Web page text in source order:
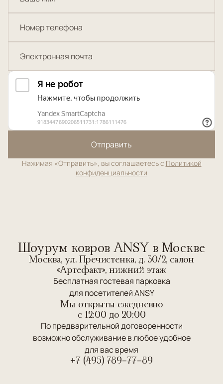
Отправить
Нажимая «Отправить», вы соглашаетесь с Политикой
конфиденциальности
Шоурум ковров ANSY в Москве
Москва, ул. Пречистенка, д. 30/2, салон
«Артефакт», нижний этаж
Бесплатная гостевая парковка
для посетителей ANSY
Мы открыты ежедневно
c 12:00 до 20:00
По предварительной договоренности
возможно обслуживание в любое удобное
для вас время
+7 (495) 789-77-89